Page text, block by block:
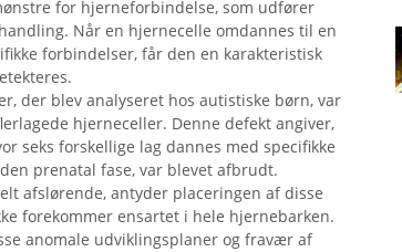
for hjerneforbindelse, som udfører
Når en hjernecelle omdannes til en
forbindelser, får den en karakteristisk
der blev analyseret hos autistiske børn, var
hjerneceller. Denne defekt angiver,
seks forskellige lag dannes med specifikke
prenatal fase, var blevet afbrudt.
afslørende, antyder placeringen af ​​disse
forekommer ensartet i hele hjernebarken.
anomale udviklingsplaner og fravær af